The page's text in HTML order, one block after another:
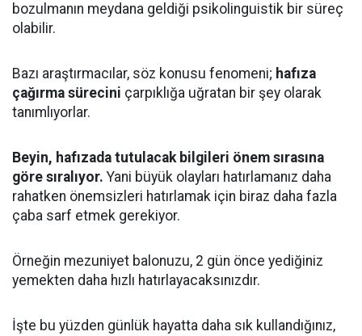
bozulmanın meydana geldiği psikolinguistik bir süreç
olabilir.
Bazı araştırmacılar, söz konusu fenomeni; hafıza
çağırma sürecini çarpıklığa uğratan bir şey olarak
tanımlıyorlar.
Beyin, hafızada tutulacak bilgileri önem sırasına
göre sıralıyor. Yani büyük olayları hatırlamanız daha
rahatken önemsizleri hatırlamak için biraz daha fazla
çaba sarf etmek gerekiyor.
Örneğin mezuniyet balonuzu, 2 gün önce yediğiniz
yemekten daha hızlı hatırlayacaksınızdır.
İşte bu yüzden günlük hayatta daha sık kullandığınız,